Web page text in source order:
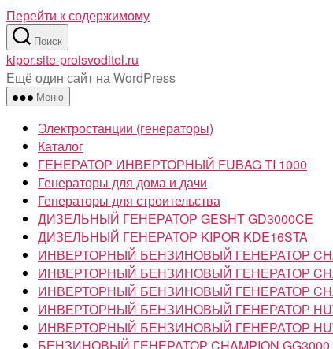
Перейти к содержимому
Поиск
kipor.site-proisvoditel.ru
Ещё один сайт на WordPress
Меню
Электростанции (генераторы)
Каталог
ГЕНЕРАТОР ИНВЕРТОРНЫЙ FUBAG TI 1000
Генераторы для дома и дачи
Генераторы для строительства
ДИЗЕЛЬНЫЙ ГЕНЕРАТОР GESHT GD3000CE
ДИЗЕЛЬНЫЙ ГЕНЕРАТОР KIPOR KDE16STA
ИНВЕРТОРНЫЙ БЕНЗИНОВЫЙ ГЕНЕРАТОР
ИНВЕРТОРНЫЙ БЕНЗИНОВЫЙ ГЕНЕРАТОР
ИНВЕРТОРНЫЙ БЕНЗИНОВЫЙ ГЕНЕРАТОР
ИНВЕРТОРНЫЙ БЕНЗИНОВЫЙ ГЕНЕРАТОР
ИНВЕРТОРНЫЙ БЕНЗИНОВЫЙ ГЕНЕРАТОР